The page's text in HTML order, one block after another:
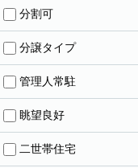
分割可
分譲タイプ
管理人常駐
眺望良好
二世帯住宅